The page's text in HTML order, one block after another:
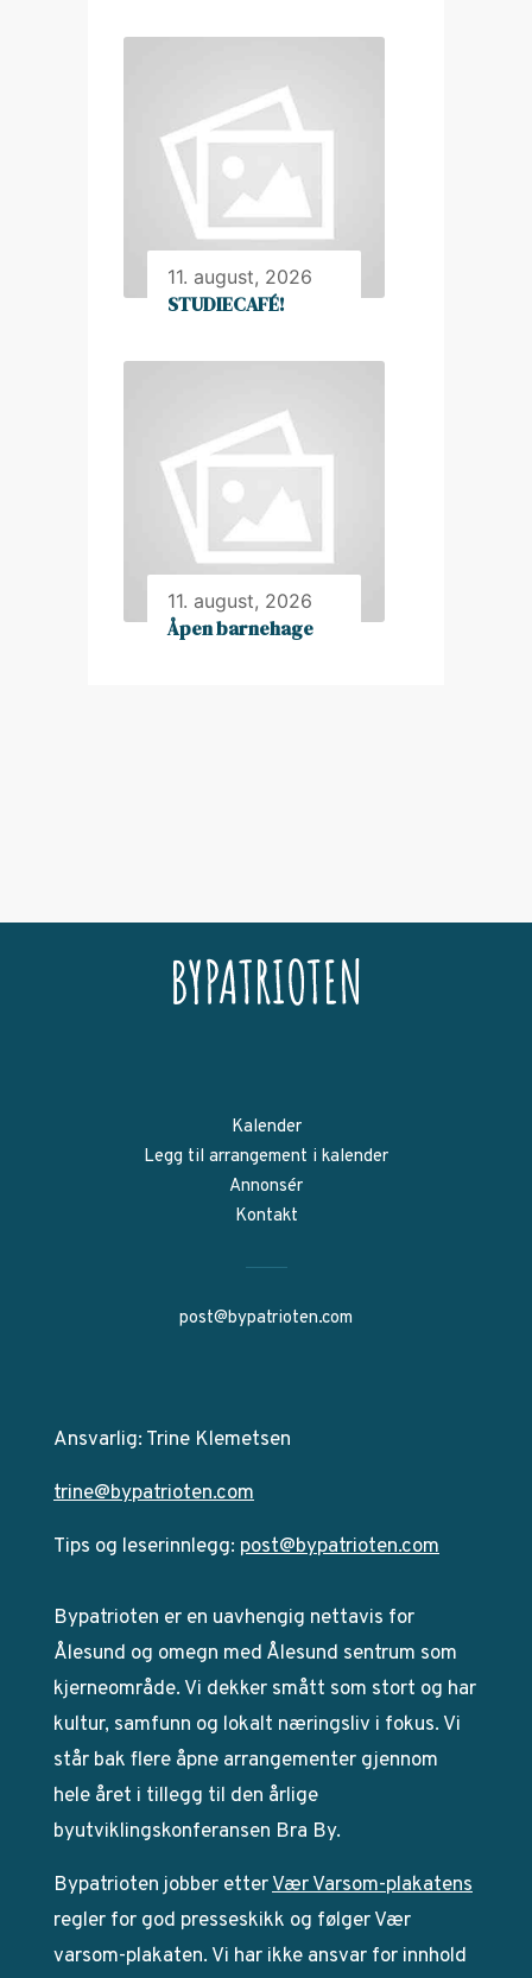
11. august, 2026
STUDIECAFÉ!
11. august, 2026
Åpen barnehage
Kalender
Legg til arrangement i kalender
Annonsér
Kontakt
post@bypatrioten.com
Ansvarlig: Trine Klemetsen
trine@bypatrioten.com
Tips og leserinnlegg: post@bypatrioten.com
Bypatrioten er en uavhengig nettavis for
Ålesund og omegn med Ålesund sentrum som
kjerneområde. Vi dekker smått som stort og har
kultur, samfunn og lokalt næringsliv i fokus. Vi
står bak flere åpne arrangementer gjennom
hele året i tillegg til den årlige
byutviklingskonferansen Bra By.
Bypatrioten jobber etterVær Varsom-plakatens
regler for god presseskikk og følger Vær
varsom-plakaten. Vi har ikke ansvar for innhold